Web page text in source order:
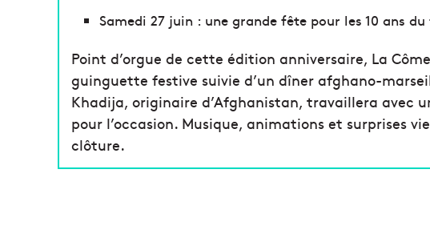
Samedi 27 juin : une grande fête pour les 10 ans
Point d’orgue de cette édition anniversaire, La
guinguette festive suivie d’un dîner afghano-
Khadija, originaire d’Afghanistan, travaillera avec
pour l’occasion. Musique, animations et surprises
clôture.